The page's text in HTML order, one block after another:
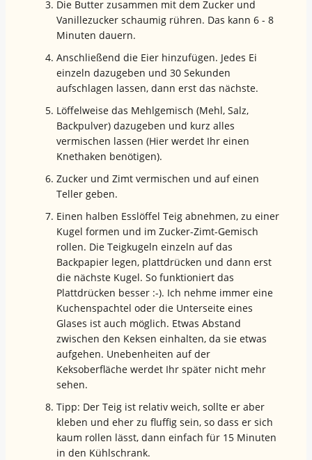
Die Butter zusammen mit dem Zucker und
Vanillezucker schaumig rühren. Das kann 6 - 8
Minuten dauern.
Anschließend die Eier hinzufügen. Jedes Ei
einzeln dazugeben und 30 Sekunden
aufschlagen lassen, dann erst das nächste.
Löffelweise das Mehlgemisch (Mehl, Salz,
Backpulver) dazugeben und kurz alles
vermischen lassen (Hier werdet Ihr einen
Knethaken benötigen).
Zucker und Zimt vermischen und auf einen
Teller geben.
Einen halben Esslöffel Teig abnehmen, zu einer
Kugel formen und im Zucker-Zimt-Gemisch
rollen. Die Teigkugeln einzeln auf das
Backpapier legen, plattdrücken und dann erst
die nächste Kugel. So funktioniert das
Plattdrücken besser :-). Ich nehme immer eine
Kuchenspachtel oder die Unterseite eines
Glases ist auch möglich. Etwas Abstand
zwischen den Keksen einhalten, da sie etwas
aufgehen. Unebenheiten auf der
Keksoberfläche werdet Ihr später nicht mehr
sehen.
Tipp: Der Teig ist relativ weich, sollte er aber
kleben und eher zu fluffig sein, so dass er sich
kaum rollen lässt, dann einfach für 15 Minuten
in den Kühlschrank.